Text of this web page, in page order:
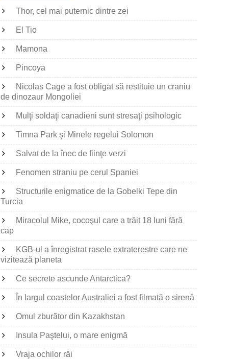
Thor, cel mai puternic dintre zei
El Tio
Mamona
Pincoya
Nicolas Cage a fost obligat să restituie un craniu
de dinozaur Mongoliei
Mulţi soldaţi canadieni sunt stresaţi psihologic
Timna Park şi Minele regelui Solomon
Salvat de la înec de fiinţe verzi
Fenomen straniu pe cerul Spaniei
Structurile enigmatice de la Gobelki Tepe din
Turcia
Miracolul Mike, cocoşul care a trăit 18 luni fără
cap
KGB-ul a înregistrat rasele extraterestre care ne
vizitează planeta
Ce secrete ascunde Antarctica?
În largul coastelor Australiei a fost filmată o sirenă
Omul zburător din Kazakhstan
Insula Paştelui, o mare enigmă
Vraja ochilor răi